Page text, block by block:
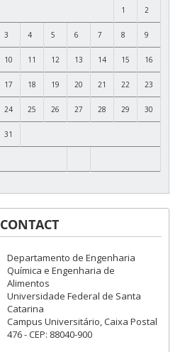
1 2
3 4 5 6 7 8 9
10 11 12 13 14 15 16
17 18 19 20 21 22 23
24 25 26 27 28 29 30
31
CONTACT
Departamento de Engenharia
Química e Engenharia de
Alimentos
Universidade Federal de Santa
Catarina
Campus Universitário, Caixa Postal
476 - CEP: 88040-900